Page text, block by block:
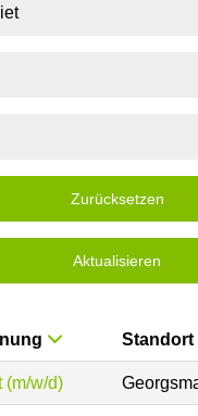
Zurücksetzen
Aktualisieren
Standort
(m/w/d)